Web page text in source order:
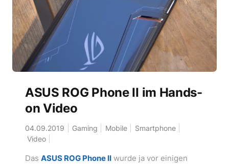
ASUS ROG Phone II im Hands-
on Video
04.09.2019 Gaming Mobile
Smartphone
Video
Das ASUS ROG Phone IIwurde ja vor einigen